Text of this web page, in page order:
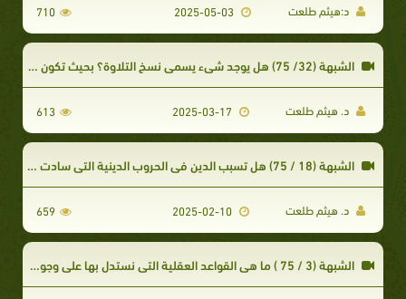
د:هيثم طلعت 710
الشبهة (32/ 75) هل يوجد شيء يسمى نسخ التلاوة؟ بحيث تكون هناك آية من القرآن ثم تنسخ تلاوتها كآية الرجم
د. هيثم طلعت 613
الشبهة (18 / 75) هل تسبب الدين في الحروب الدينية التي سادت الأرض في فترة من الفترات؟
د. هيثم طلعت 2025-02-10
659
الشبهة (3 / 75 ) ما هي القواعد العقلية التي نستدل بها على وجود الله سبحانه؟